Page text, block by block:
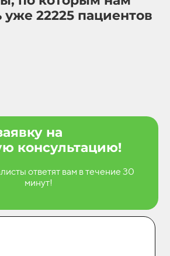
22225 пациентов
на
консультацию!
ответят вам в течение 30
минут!